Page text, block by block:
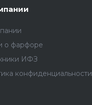
о фарфоре
ИФЗ
конфиденциальности